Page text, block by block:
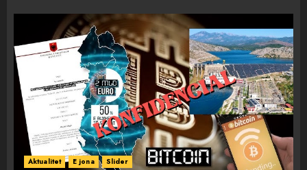
Aktualitet E jona Slider